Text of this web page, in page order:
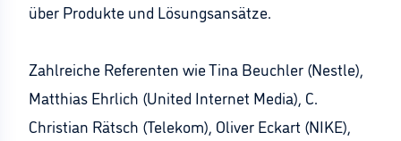
über Produkte und Lösungsansätze.
Zahlreiche Referenten wie Tina Beuchler (Nestle),
Matthias Ehrlich (United Internet Media), C.
Christian Rätsch (Telekom), Oliver Eckart (NIKE),